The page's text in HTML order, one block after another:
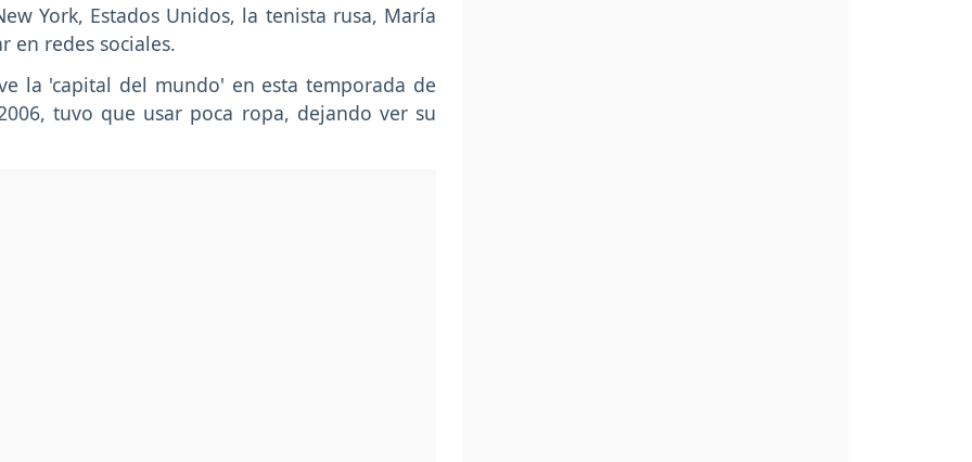
York, Estados Unidos, la tenista rusa, María
en redes sociales.
la 'capital del mundo' en esta temporada de
tuvo que usar poca ropa, dejando ver su